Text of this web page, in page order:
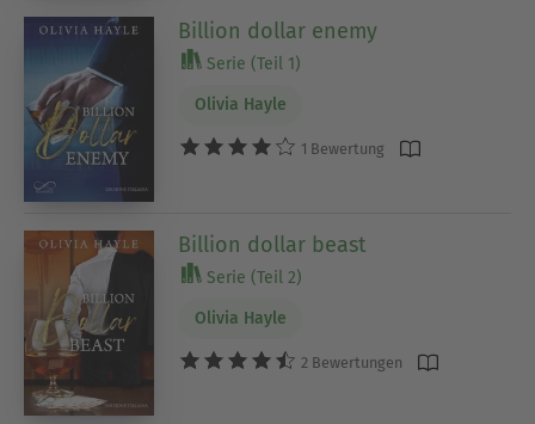
Billion dollar enemy
Serie (Teil 1)
Olivia Hayle
1 Bewertung
Billion dollar beast
Serie (Teil 2)
Olivia Hayle
2 Bewertungen